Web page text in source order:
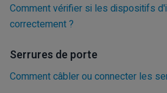
Comment vérifier si les dispositifs
correctement ?
Serrures de porte
Comment câbler ou connecter les